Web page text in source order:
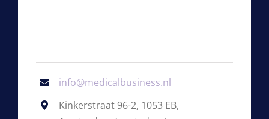
info@medicalbusiness.nl
Kinkerstraat 96-2, 1053 EB,